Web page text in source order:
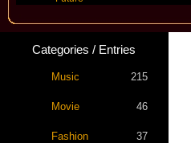
Categories / Entries
Music 215
Movie 46
Fashion 37